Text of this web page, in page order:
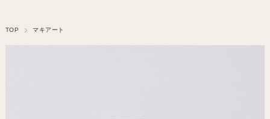
TOP マキアート